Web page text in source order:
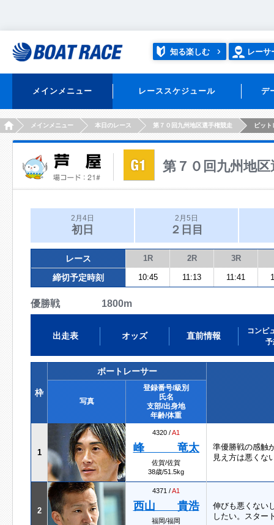
知る楽しむ レーサ
メインメニュー レーススケジュール デ
HOMEメインメニュー 本日のレース 第７０回九州地区選手権競走 ピッ
第７０回九州地
2月4日
初日
2月5日
２日目
レース 1R 2R 3R
締切予定時刻 10:45 11:13 11:41
優勝戦 1800m
出走表 オッズ 直前情報
コンピ
予
枠
ボートレーサー
写真
登録番号/級別
氏名
支部/出身地
年齢/体重
1
4320 /A1
峰 竜太
佐賀/佐賀
38歳/51.5kg
準優勝戦の感触
見え方は悪くな
2
4371 /A1
西山 貴浩
福岡/福岡
伸びも悪くない
したい。スタ